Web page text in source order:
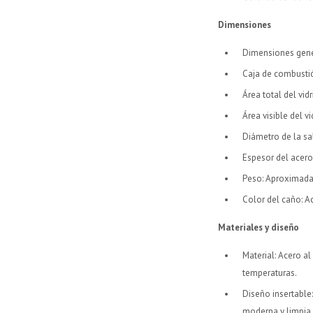
Dimensiones
Dimensiones
Caja de
Área total del
Área visible del
Diámetro de la
Espesor del
Peso:
Color del caño:
Materiales y diseño
Material: Acero
temperaturas.
Diseño